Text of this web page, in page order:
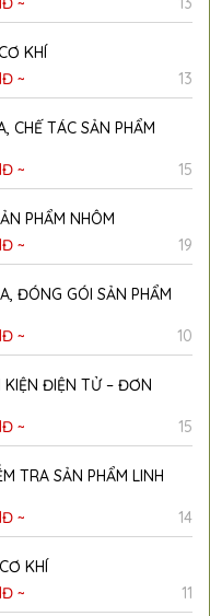
KHÍ
~ 13
CHẾ TÁC SẢN PHẨM
~ 15
PHẨM NHÔM
~ 19
ĐÓNG GÓI SẢN PHẨM
~ 10
KIỆN ĐIỆN TỬ – ĐƠN
~ 15
TRA SẢN PHẨM LINH
~ 14
KHÍ
~ 11